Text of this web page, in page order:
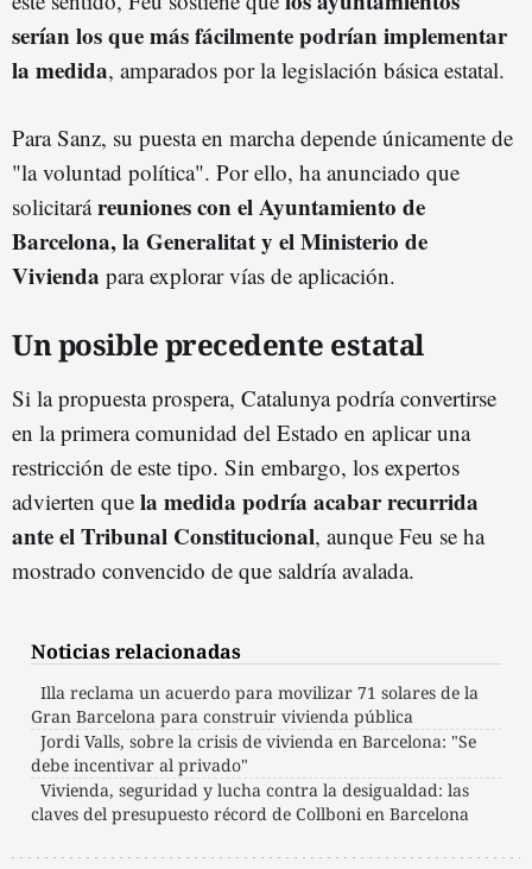
serían los que más fácilmente podrían implementar
la medida, amparados por la legislación básica estatal.
Para Sanz, su puesta en marcha depende únicamente de
"la voluntad política". Por ello, ha anunciado que
solicitaráreuniones con el Ayuntamiento de
Barcelona, la Generalitat y el Ministerio de
Vivienda para explorar vías de aplicación.
Un posible precedente estatal
Si la propuesta prospera, Catalunya podría convertirse
en la primera comunidad del Estado en aplicar una
restricción de este tipo. Sin embargo, los expertos
advierten que la medida podría acabar recurrida
ante el Tribunal Constitucional, aunque Feu se ha
mostrado convencido de que saldría avalada.
Noticias relacionadas
Illa reclama un acuerdo para movilizar 71 solares de la
Gran Barcelona para construir vivienda pública
Jordi Valls, sobre la crisis de vivienda en Barcelona: "Se
debe incentivar al privado"
Vivienda, seguridad y lucha contra la desigualdad: las
claves del presupuesto récord de Collboni en Barcelona